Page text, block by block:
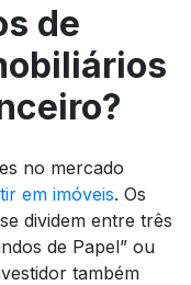
de
no mercado
em imóveis. Os
dividem entre três
de Papel” ou
também